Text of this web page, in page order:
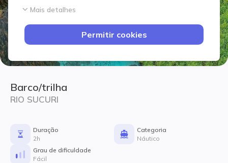
Mais detalhes
Permitir cookies
Barco/trilha
RIO SUCURI
Duração
2h
Categoria
Náutico
Grau de dificuldade
Fácil